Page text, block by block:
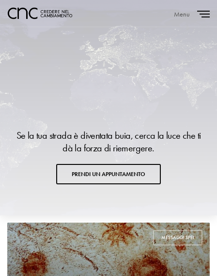
Menu
Se la tua strada è diventata buia, cerca la luce che ti
dà la forza di riemergere.
PRENDI UN APPUNTAMENTO
MESSAGGI SPEI